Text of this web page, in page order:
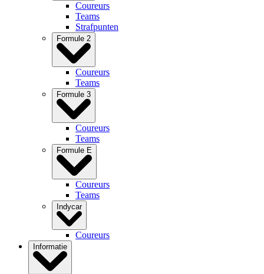
Coureurs
Teams
Strafpunten
Formule 2
Coureurs
Teams
Formule 3
Coureurs
Teams
Formule E
Coureurs
Teams
Indycar
Coureurs
Informatie